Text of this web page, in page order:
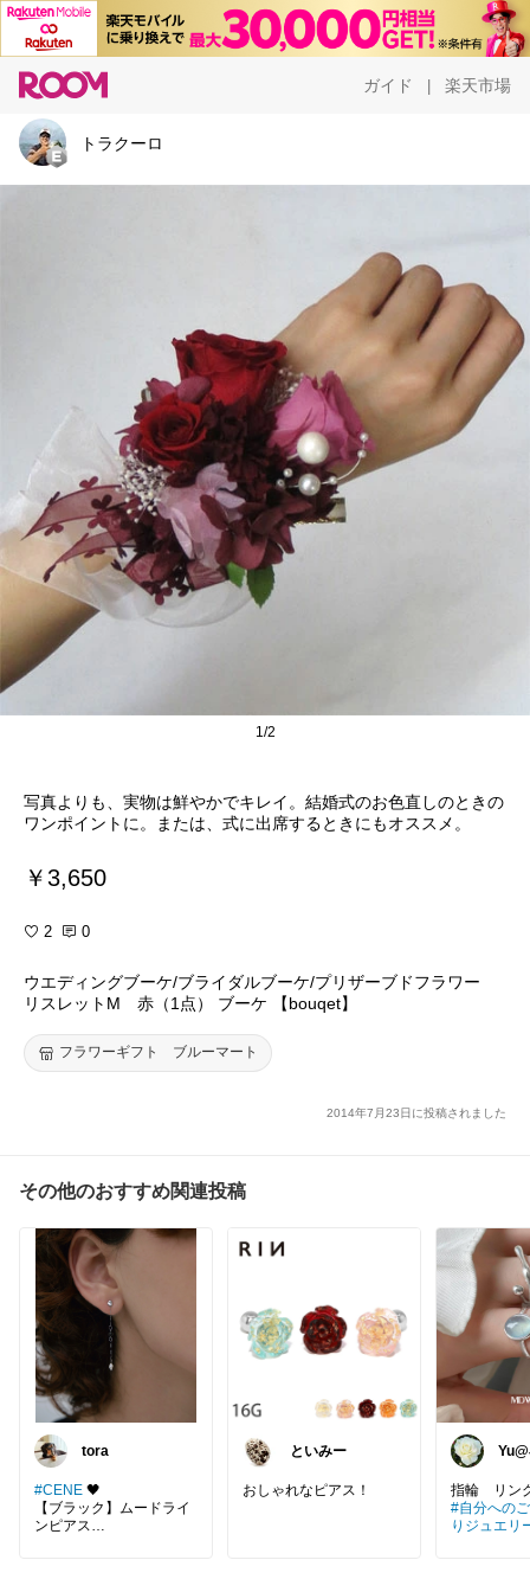
ガイド 楽天市場
トラクーロ
1/2
写真よりも、実物は鮮やかでキレイ。結婚式のお色直しのときの
ワンポイントに。または、式に出席するときにもオススメ。
￥3,650
2 0
ウエディングブーケ/ブライダルブーケ/プリザーブドフラワー
リスレットM 赤（1点） ブーケ 【bouqet】
フラワーギフト ブルーマート
2014年7月23日に投稿されました
その他のおすすめ関連投稿
tora
#CENE 🖤
【ブラック】ムードライ
ンピアス
といみー
おしゃれなピアス！
毎
指輪 リ
#自分への
りジュエリ